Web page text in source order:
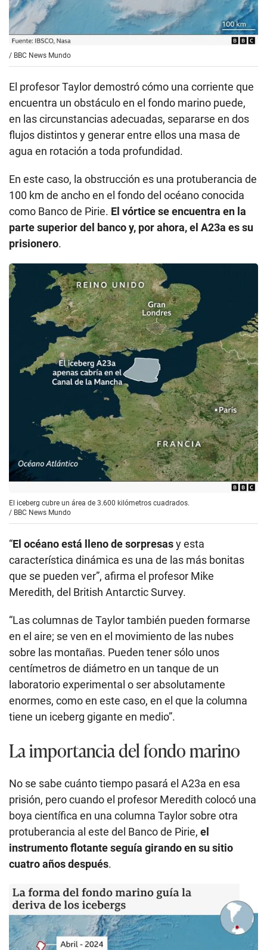
/ BBC News Mundo
El profesor Taylor demostró cómo una corriente que
encuentra un obstáculo en el fondo marino puede,
en las circunstancias adecuadas, separarse en dos
flujos distintos y generar entre ellos una masa de
agua en rotación a toda profundidad.
En este caso, la obstrucción es una protuberancia de
100 km de ancho en el fondo del océano conocida
como Banco de Pirie. El vórtice se encuentra en la
parte superior del banco y, por ahora, el A23a es su
prisionero.
El iceberg cubre un área de 3.600 kilómetros cuadrados.
/ BBC News Mundo
“El océano está lleno de sorpresasy esta
característica dinámica es una de las más bonitas
que se pueden ver”, afirma el profesor Mike
Meredith, del British Antarctic Survey.
“Las columnas de Taylor también pueden formarse
en el aire; se ven en el movimiento de las nubes
sobre las montañas. Pueden tener sólo unos
centímetros de diámetro en un tanque de un
laboratorio experimental o ser absolutamente
enormes, como en este caso, en el que la columna
tiene un iceberg gigante en medio”.
La importancia del fondo marino
No se sabe cuánto tiempo pasará el A23a en esa
prisión, pero cuando el profesor Meredith colocó una
boya científica en una columna Taylor sobre otra
protuberancia al este del Banco de Pirie, el
instrumento flotante seguía girando en su sitio
cuatro años después.